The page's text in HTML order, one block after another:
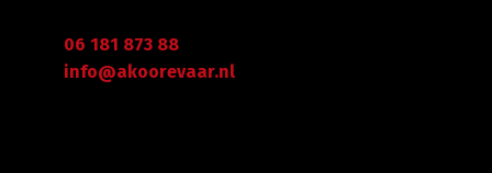
06 181 873 88
info@akoorevaar.nl